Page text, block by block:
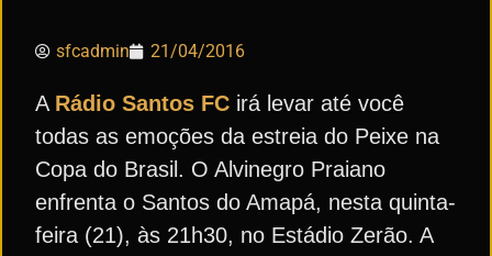
sfcadmin 21/04/2016
A Rádio Santos FC irá levar até você
todas as emoções da estreia do Peixe na
Copa do Brasil. O Alvinegro Praiano
enfrenta o Santos do Amapá, nesta quinta-
feira (21), às 21h30, no Estádio Zerão. A